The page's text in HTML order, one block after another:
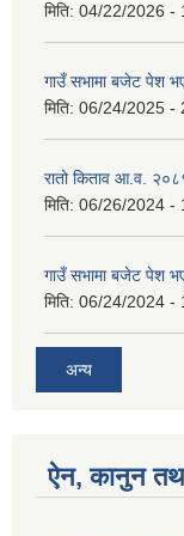
मिति: 04/22/2026 -
गाउँ सभामा बजेट पेश
मिति: 06/24/2025 -
रातो किताव आ.व.
मिति: 06/26/2024 -
गाउँ सभामा बजेट पेश
मिति: 06/24/2024 -
अन्य
ऐन, कानुन तथा